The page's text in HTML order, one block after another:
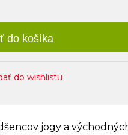
do košíka
do wishlistu
jogy a